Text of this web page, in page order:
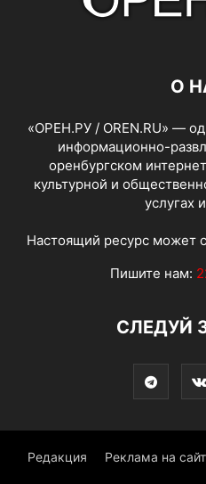
О
«ОРЕН.РУ / OREN.RU» —
информационно-
оренбургском
культурной и
услугах
Настоящий ресурс может
Пишите нам:
СЛЕДУЙ
Редакция Реклама на